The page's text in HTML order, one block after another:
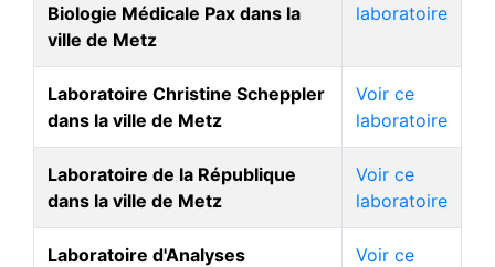
Biologie Médicale Pax dans la
ville de Metz
laboratoire
Laboratoire Christine Scheppler
dans la ville de Metz
Voir ce
laboratoire
Laboratoire de la République
dans la ville de Metz
Voir ce
laboratoire
Laboratoire d'Analyses
Voir ce